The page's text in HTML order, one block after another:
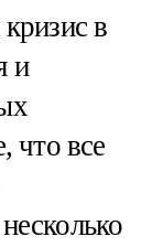
в
и
что все